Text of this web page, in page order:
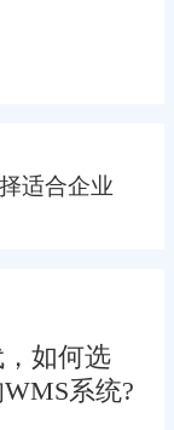
适合企业
如何选
系统?